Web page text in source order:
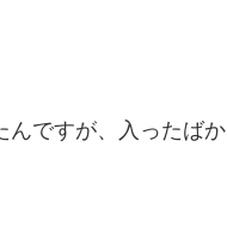
んですが、入ったばか